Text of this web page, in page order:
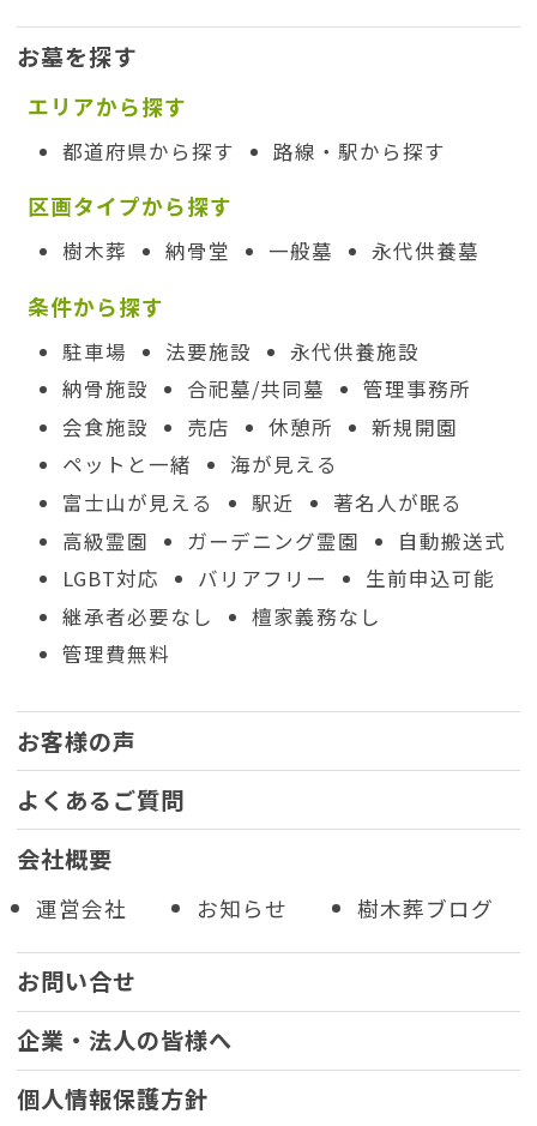
お墓を探す
エリアから探す
都道府県から探す 路線・駅から探す
区画タイプから探す
樹木葬 納骨堂 一般墓 永代供養墓
条件から探す
駐車場 法要施設
永代供養施設
納骨施設
合祀墓/共同墓
管理事務所
会食施設
売店 休憩所
新規開園
ペットと一緒
海が見える
富士山が見える
駅近
著名人が眠る
高級霊園
ガーデニング霊園
自動搬送式
LGBT対応
バリアフリー
生前申込可能
継承者必要なし
檀家義務なし
管理費無料
お客様の声
よくあるご質問
会社概要
運営会社 お知らせ 樹木葬ブログ
お問い合せ
企業・法人の皆様へ
個人情報保護方針